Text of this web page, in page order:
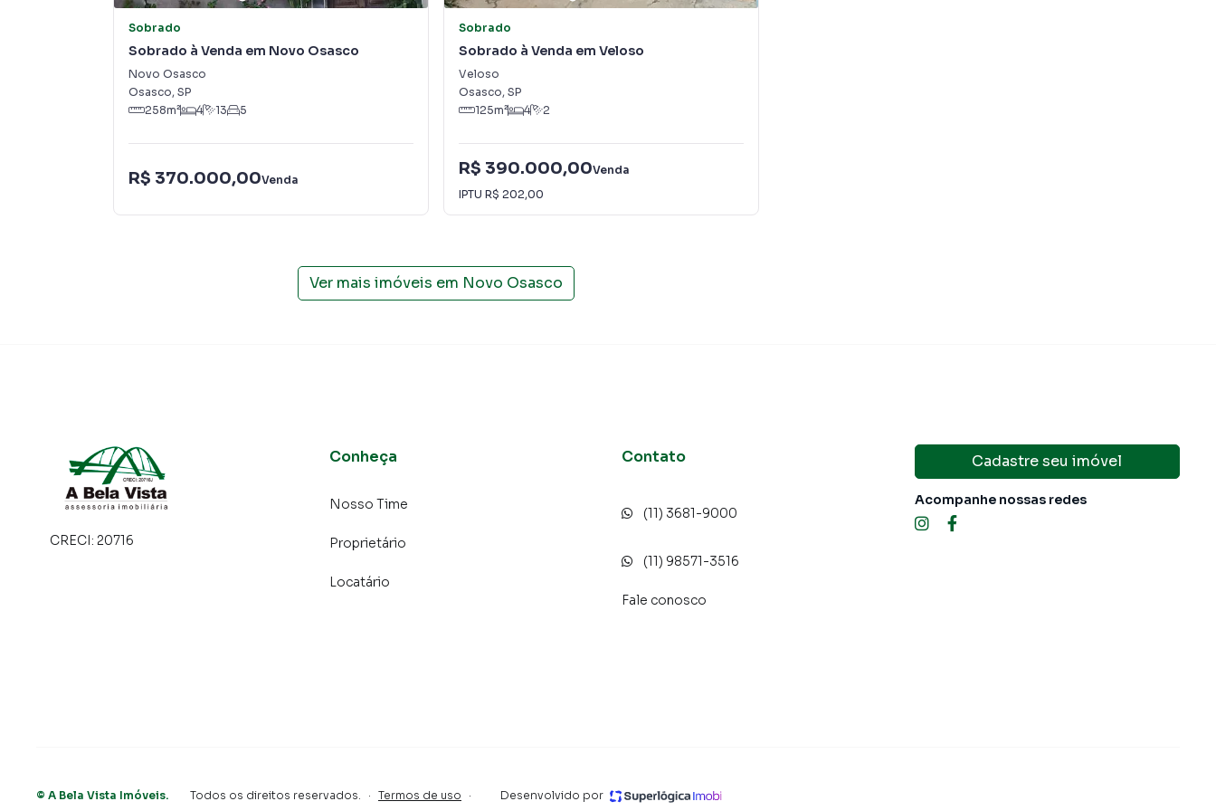
Sobrado
Sobrado à Venda em Novo Osasco
Novo Osasco
Osasco, SP
258m² 4 13 5
R$ 370.000,00Venda
Sobrado
Sobrado à Venda em Veloso
Veloso
Osasco, SP
125m² 4 2
R$ 390.000,00Venda
IPTU R$ 202,00
Ver mais imóveis em Novo Osasco
CRECI: 20716
Conheça
Nosso Time
Proprietário
Locatário
Contato
(11) 3681-9000
(11) 98571-3516
Fale conosco
Cadastre seu imóvel
Acompanhe nossas redes
© A Bela Vista Imóveis. Todos os direitos reservados. · Termos de uso · Desenvolvido por